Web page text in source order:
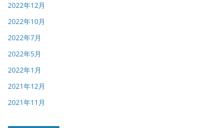
2022年12月
2022年10月
2022年7月
2022年5月
2022年1月
2021年12月
2021年11月